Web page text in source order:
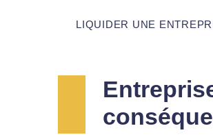
LIQUIDER UNE